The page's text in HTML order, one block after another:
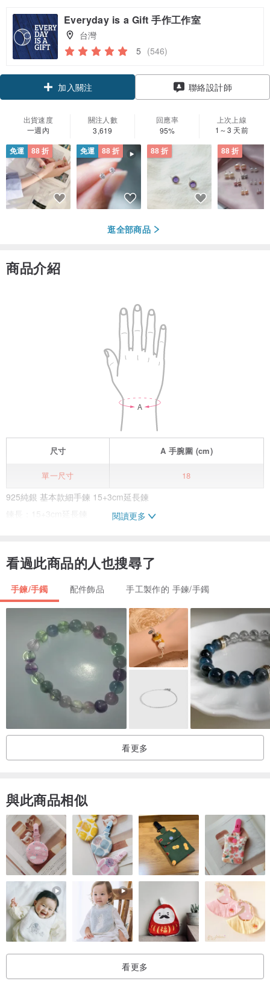
Everyday is a Gift 手作工作室
台灣
5 (546)
加入關注 聯絡設計師
出貨速度
一週內
關注人數
3,619
回應率
95%
上次上線
1～3 天前
免運 88 折 免運 88 折 88 折 88 折
逛全部商品
商品介紹
尺寸 A手腕圍 (cm)
單一尺寸 18
925純銀 基本款細手鍊 15+3cm延長鍊
鍊長：15+3cm延長鍊
您
閱讀更多
看過此商品的人也搜尋了
手鍊/手鐲 配件飾品 手工製作的 手鍊/手鐲
看更多
與此商品相似
看更多